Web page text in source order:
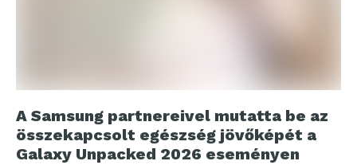
A Samsung partnereivel mutatta be az
összekapcsolt egészség jövőképét a
Galaxy Unpacked 2026 eseményen